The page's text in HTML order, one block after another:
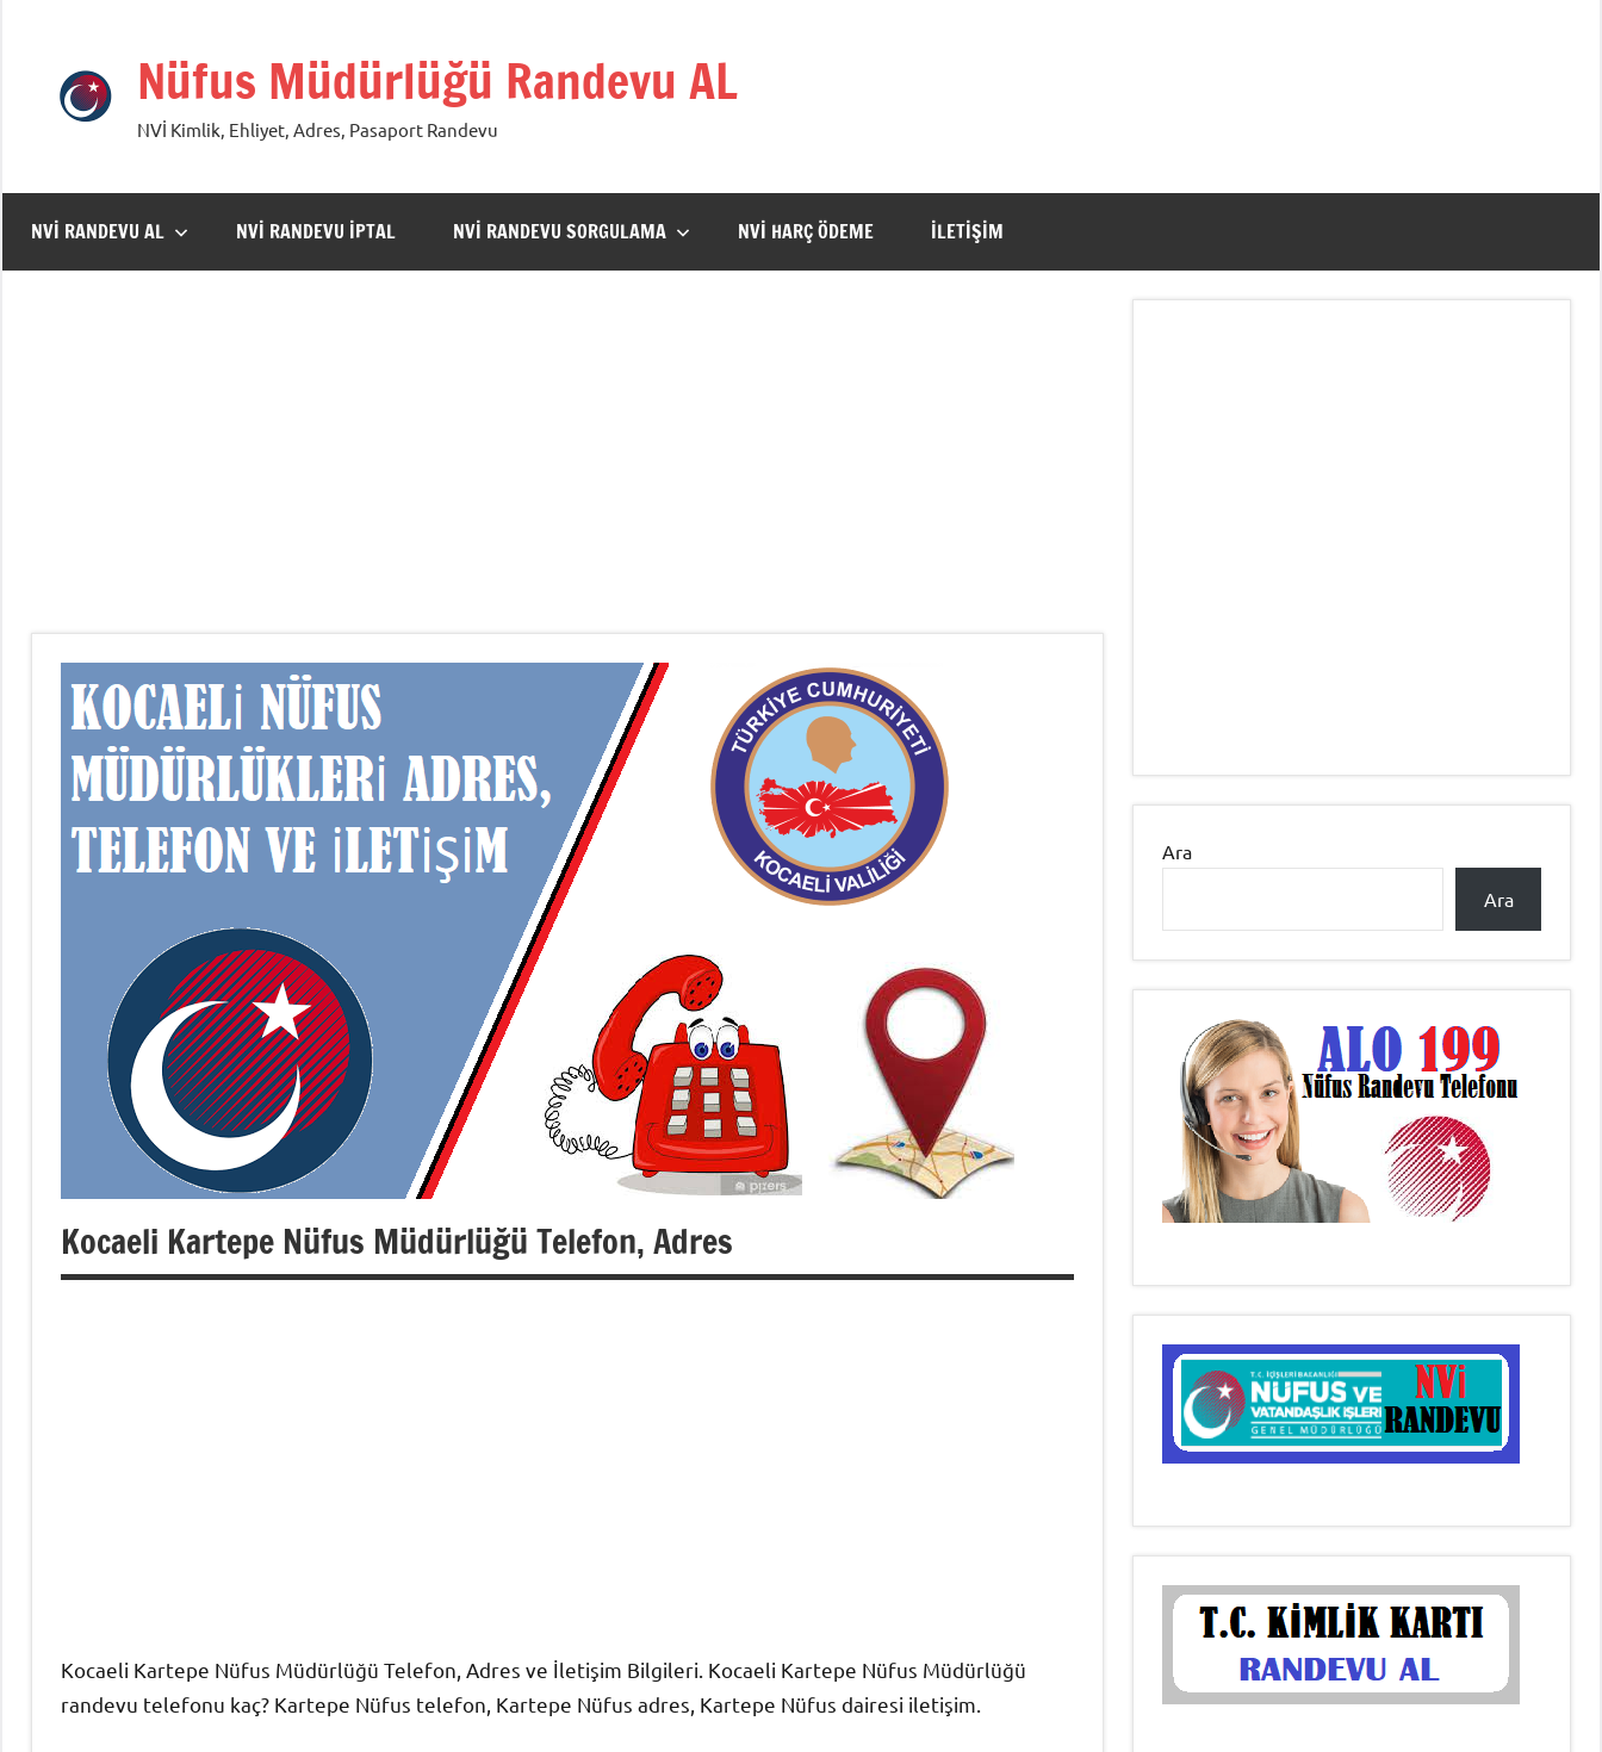
Nüfus Müdürlüğü Randevu AL
NVİ Kimlik, Ehliyet, Adres, Pasaport Randevu
NVİ RANDEVU AL NVİ RANDEVU İPTAL NVİ RANDEVU SORGULAMA NVİ HARÇ ÖDEME İLETİŞİM
Kocaeli Kartepe Nüfus Müdürlüğü Telefon, Adres
Kocaeli Kartepe Nüfus Müdürlüğü Telefon, Adres ve İletişim Bilgileri. Kocaeli Kartepe Nüfus Müdürlüğü
randevu telefonu kaç? Kartepe Nüfus telefon, Kartepe Nüfus adres, Kartepe Nüfus dairesi iletişim.
Ara
Ara